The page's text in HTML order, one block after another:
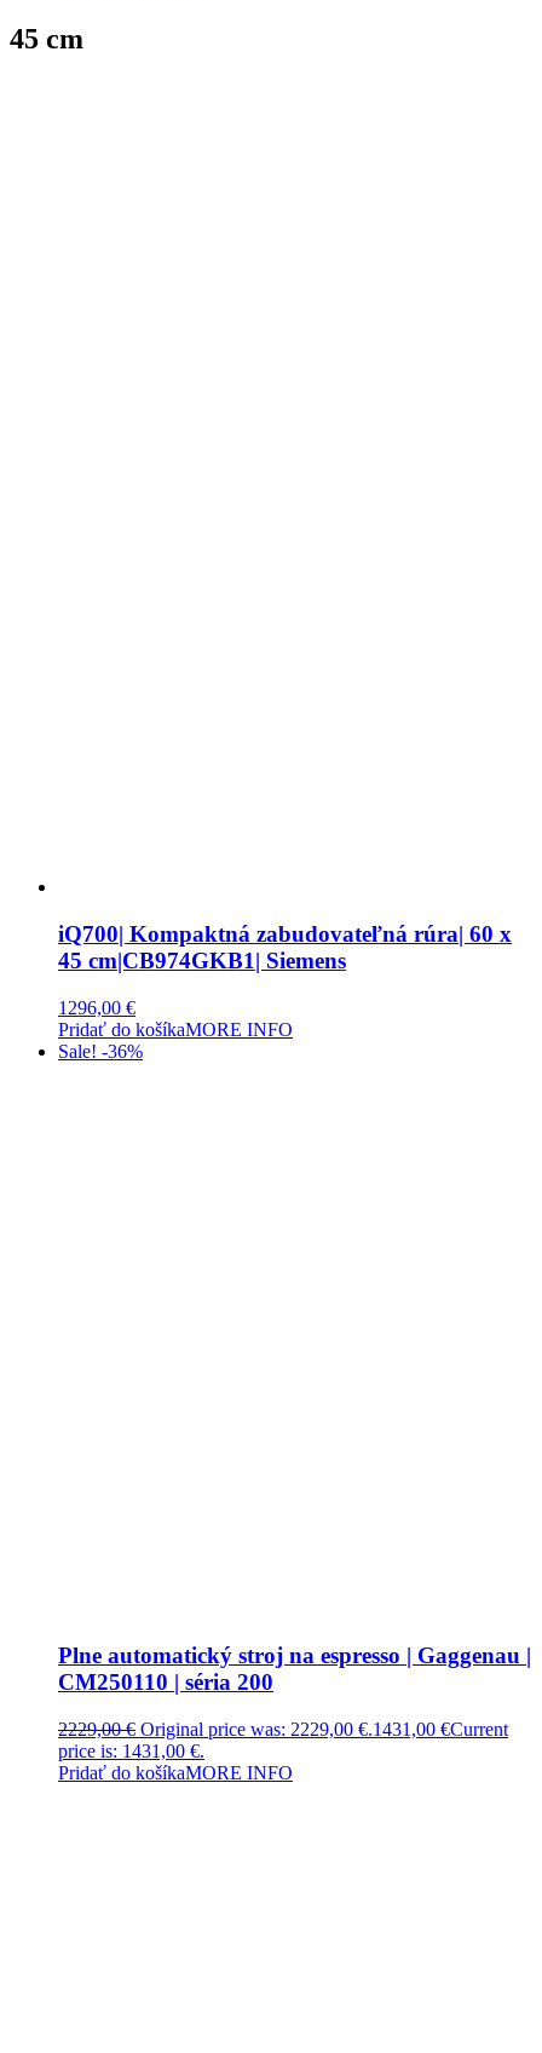
45 cm
iQ700| Kompaktná zabudovateľná rúra| 60 x
45 cm|CB974GKB1| Siemens
1296,00 €
Pridať do košíkaMORE INFO
Sale! -36%
Plne automatický stroj na espresso | Gaggenau |
CM250110 | séria 200
2229,00€ Original price was: 2229,00 €.1431,00 €Current
price is: 1431,00 €.
Pridať do košíkaMORE INFO